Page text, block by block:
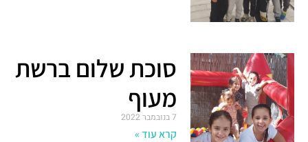
סוכת שלום ברשת
מעוף
7 בנובמבר 2022
קרא עוד »